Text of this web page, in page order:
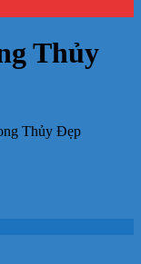
Thủy
Thủy Đẹp